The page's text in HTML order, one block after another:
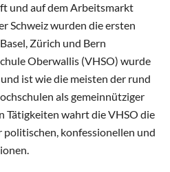
und auf dem Arbeitsmarkt
Schweiz wurden die ersten
Zürich und Bern
Oberwallis (VHSO) wurde
ist wie die meisten der rund
als gemeinnütziger
Tätigkeiten wahrt die VHSO die
konfessionellen und